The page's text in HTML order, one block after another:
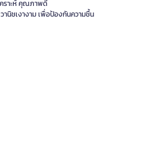
ราะห์ คุณภาพดี
นิชเงางาม เพื่อป้องกันความชื้น